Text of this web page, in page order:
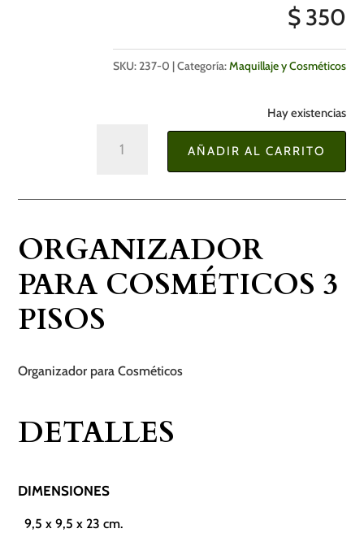
$350
SKU:237-0 Categoría:Maquillaje y Cosméticos
Hay existencias
3
cantidad
AÑADIR AL CARRITO
ORGANIZADOR
PARA COSMÉTICOS 3
PISOS
Organizador para Cosméticos
DETALLES
DIMENSIONES
9,5 x 9,5 x 23 cm.